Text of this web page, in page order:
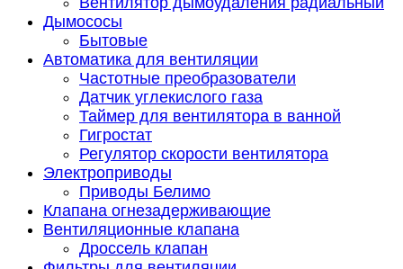
Дымососы
Бытовые
Автоматика для вентиляции
Частотные преобразователи
Датчик углекислого газа
Таймер для вентилятора в ванной
Гигростат
Регулятор скорости вентилятора
Электроприводы
Приводы Белимо
Клапана огнезадерживающие
Вентиляционные клапана
Дроссель клапан